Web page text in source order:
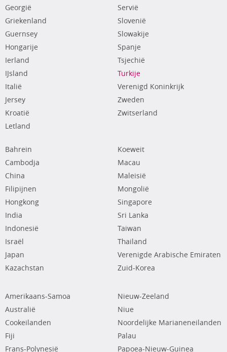
Georgië
Griekenland
Guernsey
Hongarije
Ierland
IJsland
Italië
Jersey
Kroatië
Letland
Servië
Slovenië
Slowakije
Spanje
Tsjechië
Turkije
Verenigd Koninkrijk
Zweden
Zwitserland
Bahrein
Cambodja
China
Filipijnen
Hongkong
India
Indonesië
Israël
Japan
Kazachstan
Koeweit
Macau
Maleisië
Mongolië
Singapore
Sri Lanka
Taiwan
Thailand
Verenigde Arabische Emiraten
Zuid-Korea
Amerikaans-Samoa
Australië
Cookeilanden
Fiji
Frans-Polynesië
Nieuw-Zeeland
Niue
Noordelijke Marianeneilanden
Palau
Papoea-Nieuw-Guinea